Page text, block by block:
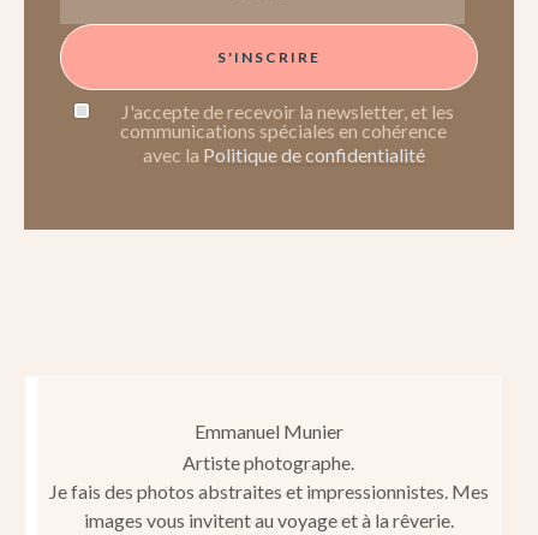
S'INSCRIRE
J'accepte de recevoir la newsletter, et les
communications spéciales en cohérence
avec la Politique de confidentialité
Emmanuel Munier
Artiste photographe.
Je fais des photos abstraites et impressionnistes. Mes
images vous invitent au voyage et à la rêverie.